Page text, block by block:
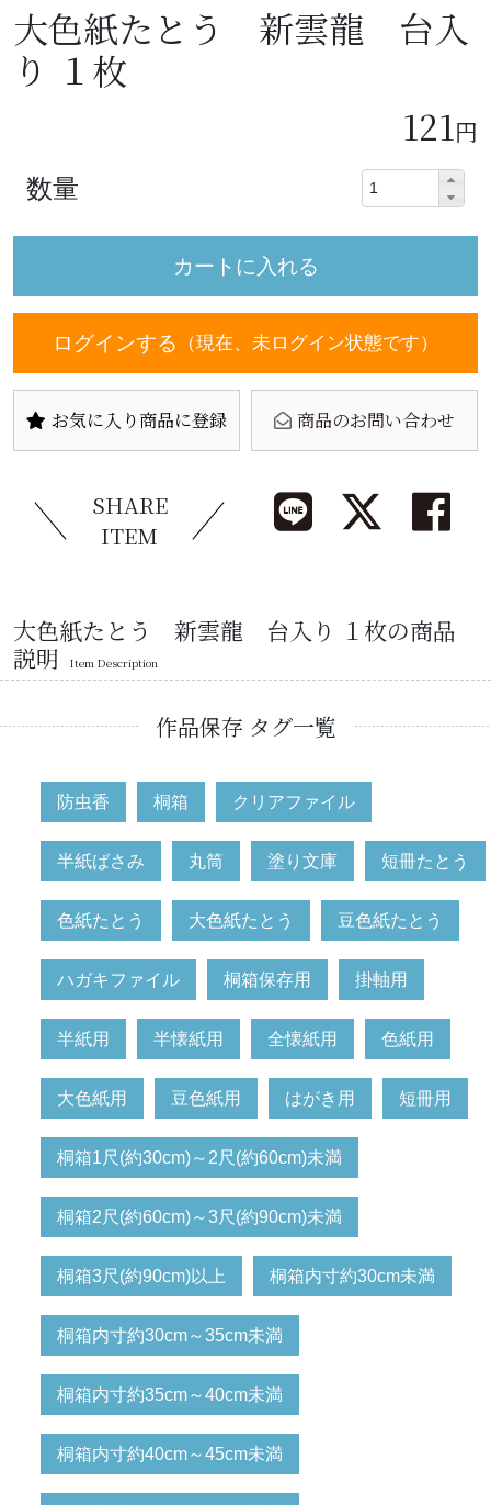
大色紙たとう 新雲龍 台入
り １枚
121円
数量
ログインする （現在、未ログイン状態です）
お気に入り商品に登録 商品のお問い合わせ
SHARE
ITEM
大色紙たとう 新雲龍 台入り １枚の商品
説明
Item Description
作品保存 タグ一覧
防虫香 桐箱 クリアファイル
半紙ばさみ 丸筒 塗り文庫 短冊たとう
色紙たとう 大色紙たとう 豆色紙たとう
ハガキファイル 桐箱保存用 掛軸用
半紙用 半懐紙用 全懐紙用 色紙用
大色紙用 豆色紙用 はがき用 短冊用
桐箱1尺(約30cm)～2尺(約60cm)未満
桐箱2尺(約60cm)～3尺(約90cm)未満
桐箱3尺(約90cm)以上 桐箱内寸約30cm未満
桐箱内寸約30cm～35cm未満
桐箱内寸約35cm～40cm未満
桐箱内寸約40cm～45cm未満